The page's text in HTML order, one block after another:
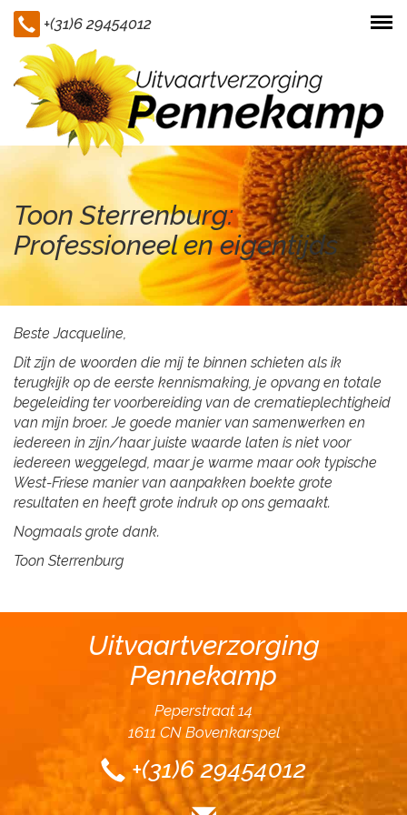
+(31)6 29454012
Toon Sterrenburg:
Professioneel en eigentijds
Beste Jacqueline,
Dit zijn de woorden die mij te binnen schieten als ik
terugkijk op de eerste kennismaking, je opvang en totale
begeleiding ter voorbereiding van de crematieplechtigheid
van mijn broer. Je goede manier van samenwerken en
iedereen in zijn/haar juiste waarde laten is niet voor
iedereen weggelegd, maar je warme maar ook typische
West-Friese manier van aanpakken boekte grote
resultaten en heeft grote indruk op ons gemaakt.
Nogmaals grote dank.
Toon Sterrenburg
Uitvaartverzorging
Pennekamp
Peperstraat 14
1611 CN Bovenkarspel
+(31)6 29454012